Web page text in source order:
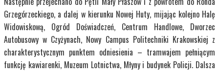
Grzegórzeckiego, a dalej w kierunku Nowej Huty, mijając kolejno Halę
Widowiskową, Ogród Doświadczeń, Centrum Handlowe, Dworzec
Autobusowy w Czyżynach, Nowy Campus Politechniki Krakowskiej z
charakterystycznym punktem odniesienia – tramwajem pełniącym
funkcję kawiarenki, Muzeum Lotnictwa, Młyny i budynek Policji. Dalsza